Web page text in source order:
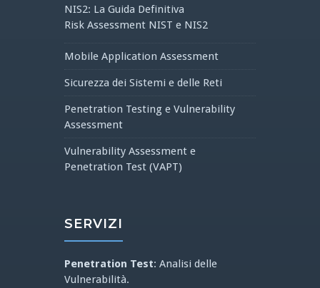
NIS2: La Guida Definitiva
Risk Assessment NIST e NIS2
Mobile Application Assessment
Sicurezza dei Sistemi e delle Reti
Penetration Testing e Vulnerability
Assessment
Vulnerability Assessment e
Penetration Test (VAPT)
SERVIZI
Penetration Test: Analisi delle
Vulnerabilità.